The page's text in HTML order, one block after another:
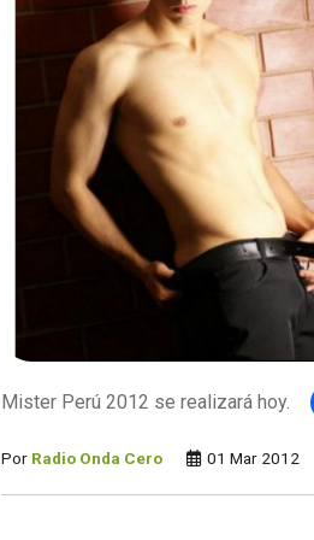
Mister Perú 2012 se realizará hoy.
Por Radio Onda Cero 01 Mar 2012